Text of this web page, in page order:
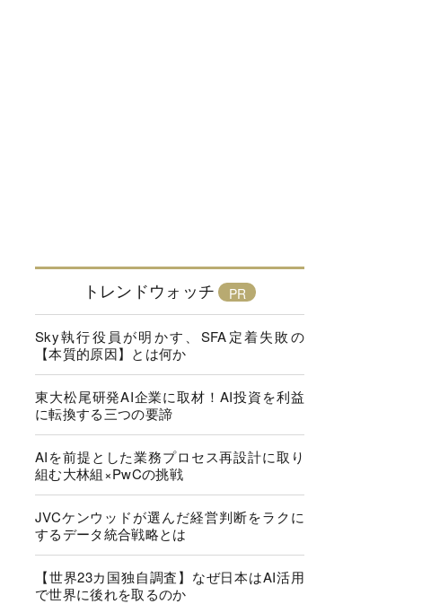
トレンドウォッチ
Sky執行役員が明かす、SFA定着失敗の
【本質的原因】とは何か
東大松尾研発AI企業に取材！AI投資を利益
に転換する三つの要諦
AIを前提とした業務プロセス再設計に取り
組む大林組×PwCの挑戦
JVCケンウッドが選んだ経営判断をラクに
するデータ統合戦略とは
【世界23カ国独自調査】なぜ日本はAI活用
で世界に後れを取るのか